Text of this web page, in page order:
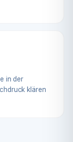
in der
klären